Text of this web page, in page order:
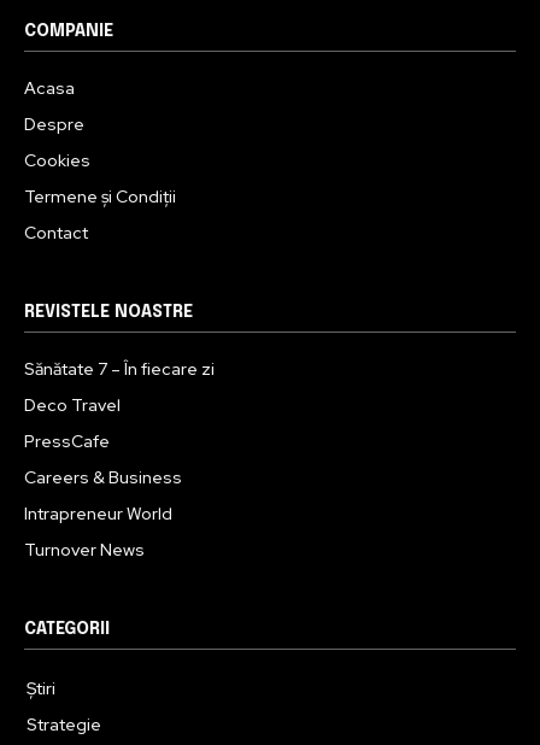
COMPANIE
Acasa
Despre
Cookies
Termene și Condiții
Contact
REVISTELE NOASTRE
Sănătate 7 – În fiecare zi
Deco Travel
PressCafe
Careers & Business
Intrapreneur World
Turnover News
CATEGORII
Știri
Strategie